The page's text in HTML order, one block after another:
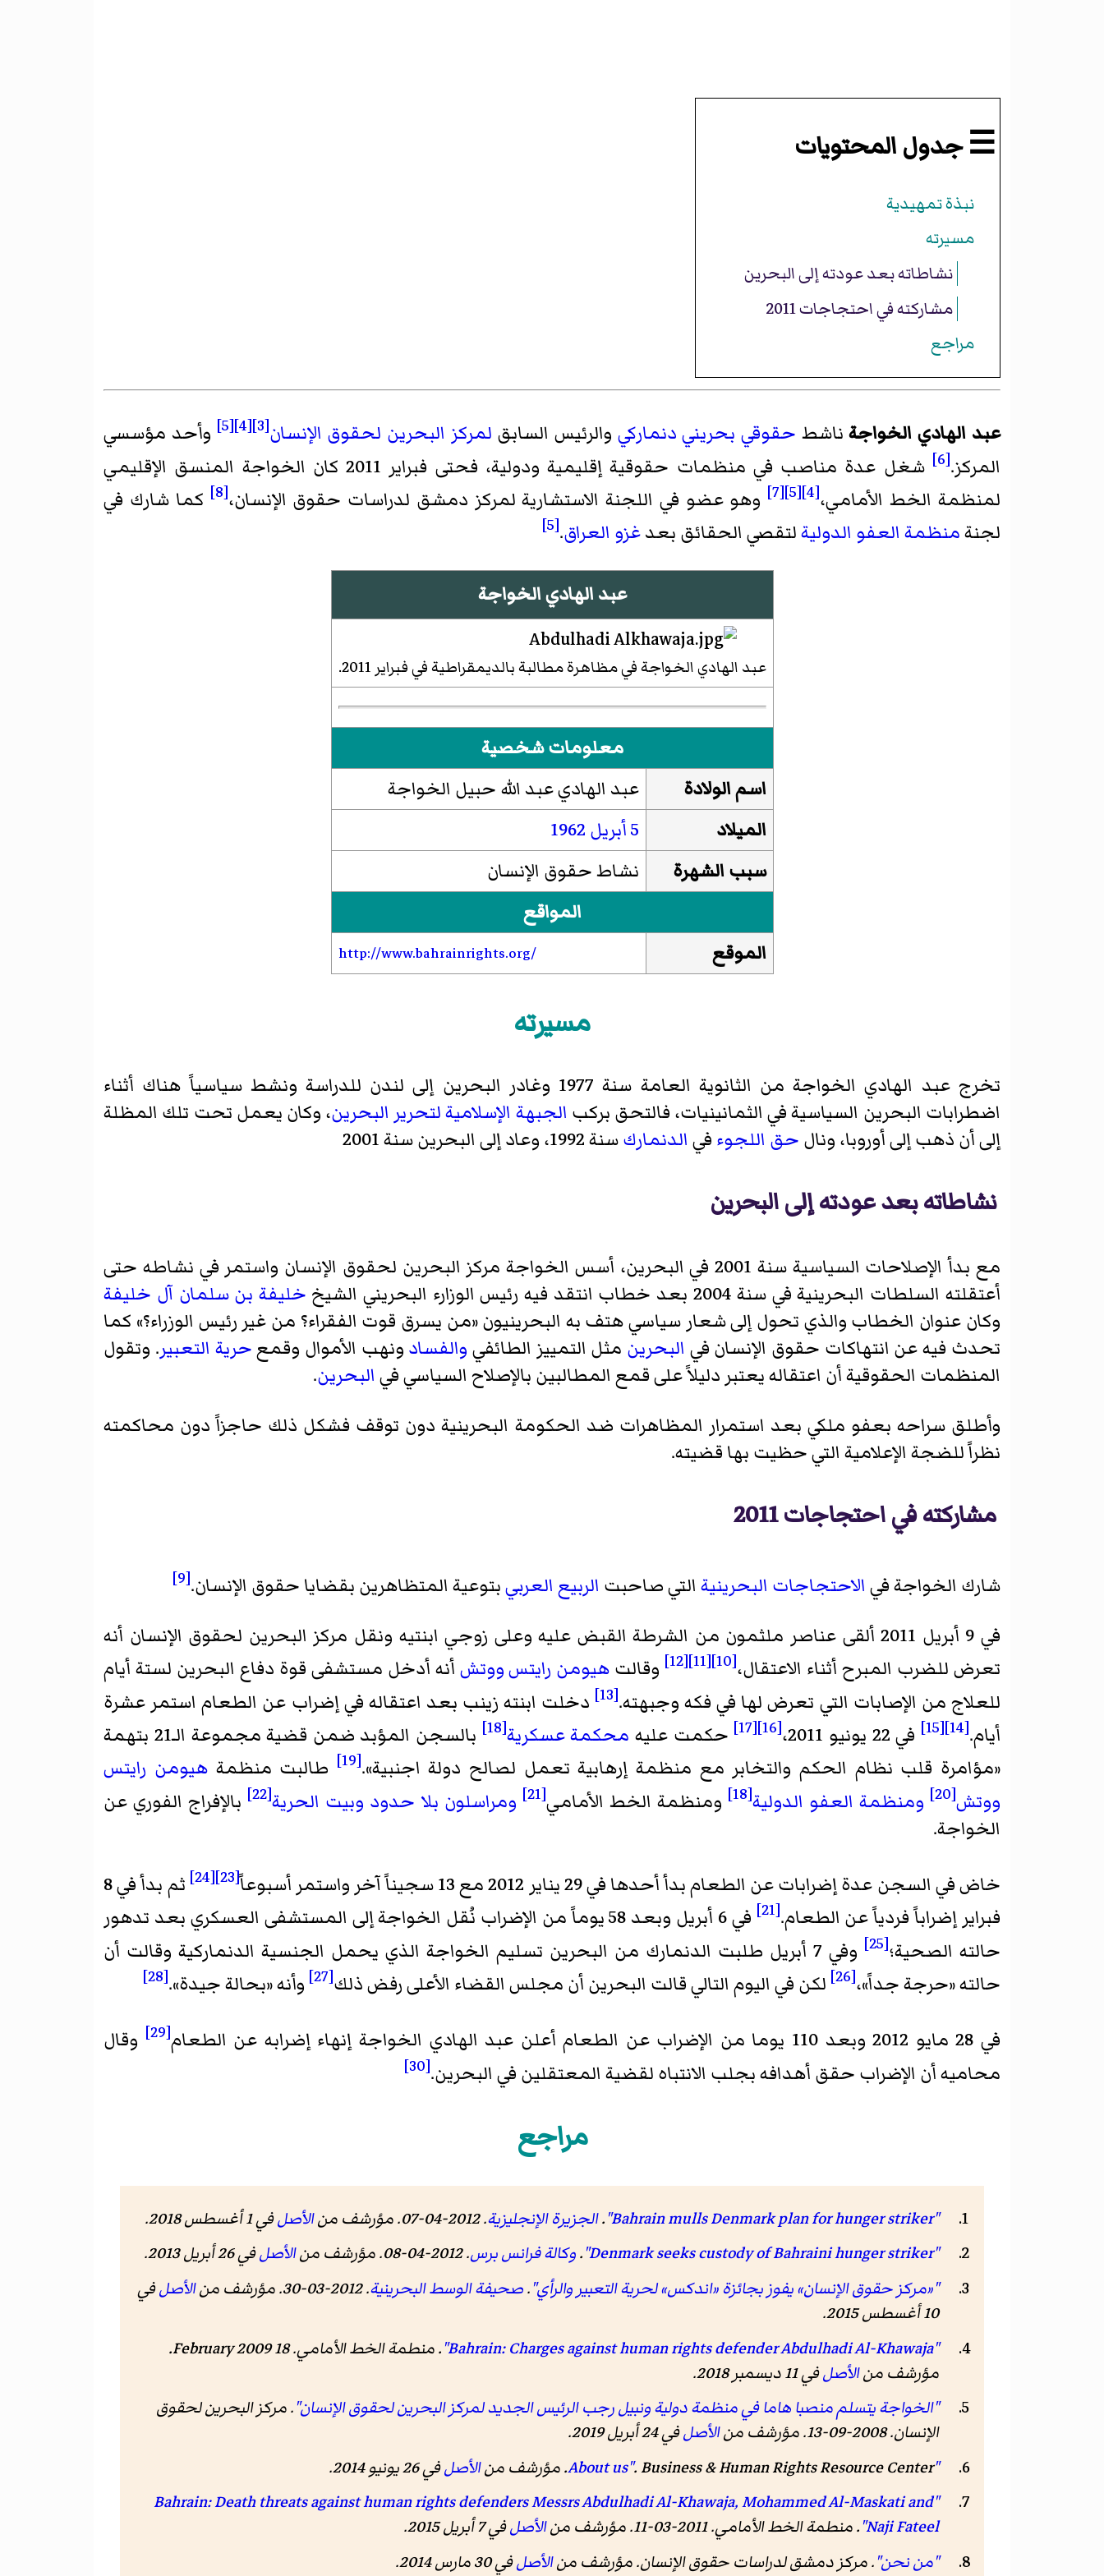
☰ جدول المحتويات
نبذة تمهيدية
مسيرته
نشاطاته بعد عودته إلى البحرين
مشاركته في احتجاجات 2011
مراجع
عبد الهادي الخواجةناشط حقوقي بحريني دنماركي والرئيس السابق لمركز البحرين لحقوق الإنسان[3]
[4]
[5]
وأحد مؤسسي
المركز.[6]
شغل عدة مناصب في منظمات حقوقية إقليمية ودولية، فحتى فبراير 2011 كان الخواجة المنسق الإقليمي
لمنظمة الخط الأمامي،[4]
[5]
[7] وهو عضو في اللجنة الاستشارية لمركز دمشق لدراسات حقوق الإنسان،[8]
كما شارك في
لجنةمنظمة العفو الدوليةلتقصي الحقائق بعدغزو العراق.
[5]
عبد الهادي الخواجة
عبد الهادي الخواجة في مظاهرة مطالبة بالديمقراطية في فبراير 2011.
معلومات شخصية
اسم الولادة
عبد الهادي عبد الله حبيل الخواجة
الميلاد
5 أبريل
1962
سبب الشهرة
نشاط حقوق الإنسان
المواقع
الموقع
http://www.bahrainrights.org/
مسيرته
تخرج عبد الهادي الخواجة من الثانوية العامة سنة 1977 وغادر البحرين إلى لندن للدراسة ونشط سياسياً هناك أثناء
اضطرابات البحرين السياسية في الثمانينيات، فالتحق بركب الجبهة الإسلامية لتحرير البحرين، وكان يعمل تحت تلك المظلة
إلى أن ذهب إلى أوروبا، ونال حق اللجوء في الدنماركسنة 1992، وعاد إلى البحرين سنة 2001
نشاطاته بعد عودته إلى البحرين
مع بدأ الإصلاحات السياسية سنة 2001 في البحرين، أسس الخواجة مركز البحرين لحقوق الإنسان واستمر في نشاطه حتى
أعتقلته السلطات البحرينية في سنة 2004 بعد خطاب انتقد فيه رئيس الوزارء البحريني الشيخ
خليفة بن سلمان آل خليفة
وكان عنوان الخطاب والذي تحول إلى شعار سياسي هتف به البحرينيون «من يسرق قوت الفقراء؟ من غير رئيس الوزراء؟» كما
تحدث فيه عن انتهاكات حقوق الإنسان في البحرين مثل التمييز الطائفي والفساد ونهب الأموال وقمعحرية التعبير. وتقول
المنظمات الحقوقية أن اعتقاله يعتبر دليلاً على قمع المطالبين بالإصلاح السياسي في البحرين.
وأطلق سراحه بعفو ملكي بعد استمرار المظاهرات ضد الحكومة البحرينية دون توقف فشكل ذلك حاجزاً دون محاكمته
نظراً للضجة الإعلامية التي حظيت بها قضيته.
مشاركته في احتجاجات 2011
شارك الخواجة في الاحتجاجات البحرينية التي صاحبت الربيع العربيبتوعية المتظاهرين بقضايا حقوق الإنسان.[9]
في 9 أبريل 2011 ألقى عناصر ملثمون من الشرطة القبض عليه وعلى زوجي ابنتيه ونقل مركز البحرين لحقوق الإنسان أنه
تعرض للضرب المبرح أثناء الاعتقال،[10]
[11]
[12] وقالت هيومن رايتس ووتش أنه أدخل مستشفى قوة دفاع البحرين لستة أيام
للعلاج من الإصابات التي تعرض لها في فكه وجبهته.[13]
دخلت ابنته زينب بعد اعتقاله في إضراب عن الطعام استمر عشرة
أيام.[14]
[15] في 22 يونيو 2011، [16]
[17] حكمت عليه محكمة عسكرية[18]
بالسجن المؤبد ضمن قضية مجموعة الـ21 بتهمة
«مؤامرة قلب نظام الحكم والتخابر مع منظمة إرهابية تعمل لصالح دولة اجنبية».[19] طالبت منظمةهيومن رايتس
ووتش[20] ومنظمة العفو الدولية[18] ومنظمة الخط الأمامي[21] ومراسلون بلا حدود وبيت الحرية[22]
بالإفراج الفوري عن
الخواجة.
خاض في السجن عدة إضرابات عن الطعام بدأ أحدها في 29 يناير 2012 مع 13 سجيناً آخر واستمر أسبوعاً [23]
[24]
ثم بدأ في 8
فبراير إضراباً فردياً عن الطعام.[21]
في 6 أبريل وبعد 58 يوماً من الإضراب نُقل الخواجة إلى المستشفى العسكري بعد تدهور
حالته الصحية؛[25]
وفي 7 أبريل طلبت الدنمارك من البحرين تسليم الخواجة الذي يحمل الجنسية الدنماركية وقالت أن
حالته «حرجة جداً»،[26] لكن في اليوم التالي قالت البحرين أن مجلس القضاء الأعلى رفض ذلك[27] وأنه «بحالة جيدة».[28]
في 28 مايو 2012 وبعد 110 يوما من الإضراب عن الطعام أعلن عبد الهادي الخواجة إنهاء إضرابه عن الطعام [29]
وقال
محاميه أن الإضراب حقق أهدافه بجلب الانتباه لقضية المعتقلين في البحرين.[30]
مراجع
"Bahrain mulls Denmark plan for hunger striker"
.الجزيرة الإنجليزية. 2012-04-07. مؤرشف من الأصلفي 1 أغسطس 2018
.
"Denmark seeks custody of Bahraini hunger striker"
.وكالة فرانس برس. 2012-04-08. مؤرشف من الأصلفي 26 أبريل 2013
.
"«مركز حقوق الإنسان» يفوز بجائزة «اندكس» لحرية التعبير والرأي".صحيفة الوسط البحرينية. 2012-03-30. مؤرشف من الأصلفي
10 أغسطس 2015
.
"Bahrain: Charges against human rights defender Abdulhadi Al-Khawaja"
.منطمة الخط الأمامي
. 18 February 2009.
مؤرشف منالأصلفي 11 ديسمبر 2018
.
"الخواجة يتسلم منصبا هاما في منظمة دولية ونبيل رجب الرئيس الجديد لمركز البحرين لحقوق الإنسان".مركز البحرين لحقوق
الإنسان. 2008-09-13. مؤرشف من الأصلفي 24 أبريل 2019
.
"About us". Business & Human Rights Resource Center. مؤرشف من الأصلفي 26 يونيو 2014
.
"Bahrain: Death threats against human rights defenders Messrs Abdulhadi Al-Khawaja, Mohammed Al-Maskati and
Naji Fateel"
.منطمة الخط الأمامي. 2011-03-11. مؤرشف من الأصلفي 7 أبريل 2015.
"من نحن".مركز دمشق لدراسات حقوق الإنسان. مؤرشف منالأصلفي 30 مارس 2014 .